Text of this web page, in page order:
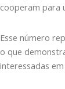
cooperam para
Esse número
o que
interessadas